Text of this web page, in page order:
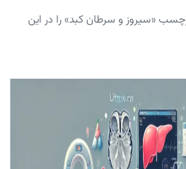
«سیروز و سرطان کبد» را در این